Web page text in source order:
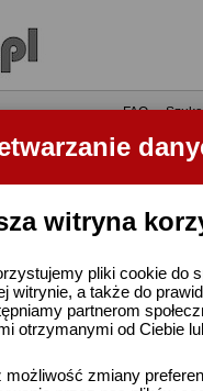
witryna
pliki cookie do
witrynie, a także do
partnerom
otrzymanymi od Ciebie
możliwość zmiany
•FAQ•